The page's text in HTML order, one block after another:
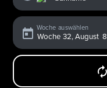
Woche auswählen